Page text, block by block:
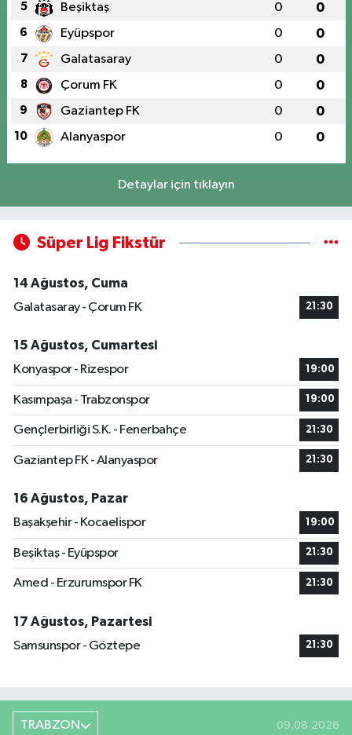
5 Beşiktaş 0 0
6 Eyüpspor 0 0
7 Galatasaray 0 0
8 Çorum FK 0 0
9 Gaziantep FK 0 0
10 Alanyaspor 0 0
Detaylar için tıklayın
Süper Lig Fikstür
14 Ağustos, Cuma
Galatasaray - Çorum FK
21:30
15 Ağustos, Cumartesi
Konyaspor - Rizespor
19:00
Kasımpaşa - Trabzonspor 19:00
Gençlerbirliği S.K. - Fenerbahçe 21:30
Gaziantep FK - Alanyaspor 21:30
16 Ağustos, Pazar
Başakşehir - Kocaelispor
19:00
Beşiktaş - Eyüpspor 21:30
Amed - Erzurumspor FK 21:30
17 Ağustos, Pazartesi
Samsunspor - Göztepe
21:30
TRABZON 09.08.2026